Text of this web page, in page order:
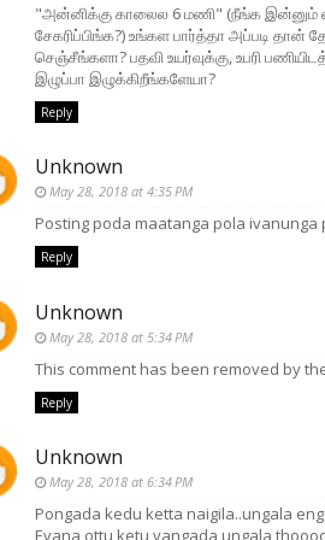
"அன்னிக்கு காலைல 6 மணி" (நீங்க இன்னும்
சேகரிப்பிங்க?) உங்கள பார்த்தா அப்படி
செஞ்சீங்களா? பதவி உயர்வுக்கு, உபரி
இழுப்பா இழுக்கிறீங்களேயா?
Reply
Unknown
May 28, 2018 at 4:35 PM
Posting poda maatanga pola
Reply
Unknown
May 28, 2018 at 5:34 PM
This comment has been removed by
Reply
Unknown
May 28, 2018 at 6:34 PM
Pongada kedu ketta naigila..ungala
Evana ottu ketu vangada ungala